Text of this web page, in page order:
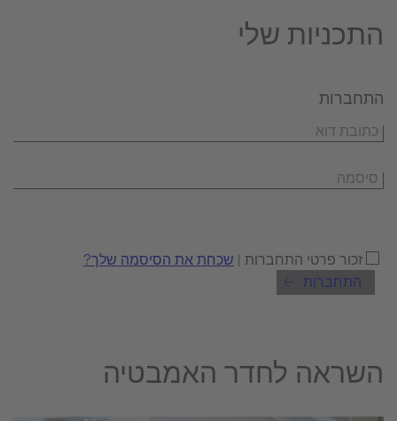
התכניות שלי
התחברות
זכור פרטי התחברות | שכחת את הסיסמה שלך?
התחברות
השראה לחדר האמבטיה